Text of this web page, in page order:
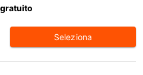
Seleziona